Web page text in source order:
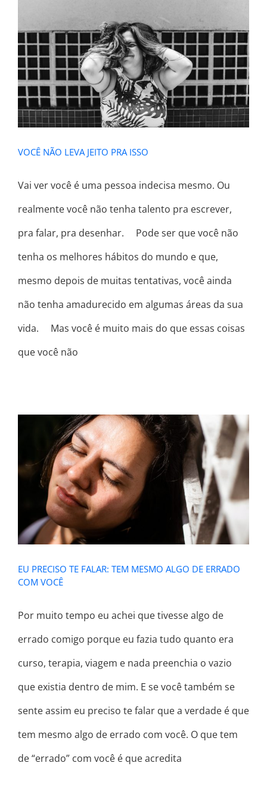
VOCÊ NÃO LEVA JEITO PRA ISSO
VOCÊ NÃO LEVA JEITO PRA ISSO
Vai ver você é uma pessoa indecisa mesmo. Ou
realmente você não tenha talento pra escrever,
pra falar, pra desenhar. ⠀ Pode ser que você não
tenha os melhores hábitos do mundo e que,
mesmo depois de muitas tentativas, você ainda
não tenha amadurecido em algumas áreas da sua
vida. ⠀ Mas você é muito mais do que essas coisas
que você não
EU PRECISO TE FALAR: TEM MESMO
ALGO DE ERRADO COM VOCÊ
EU PRECISO TE FALAR: TEM MESMO ALGO DE ERRADO
COM VOCÊ
Por muito tempo eu achei que tivesse algo de
errado comigo porque eu fazia tudo quanto era
curso, terapia, viagem e nada preenchia o vazio
que existia dentro de mim. E se você também se
sente assim eu preciso te falar que a verdade é que
tem mesmo algo de errado com você. O que tem
de “errado” com você é que acredita